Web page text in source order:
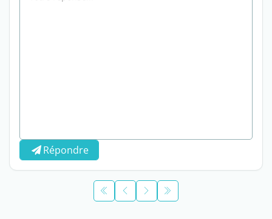
Répondre